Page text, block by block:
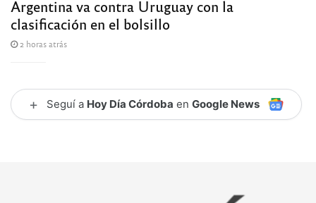
Argentina va contra Uruguay con la
clasificación en el bolsillo
2 horas atrás
+ Seguí a Hoy Día Córdoba en Google News